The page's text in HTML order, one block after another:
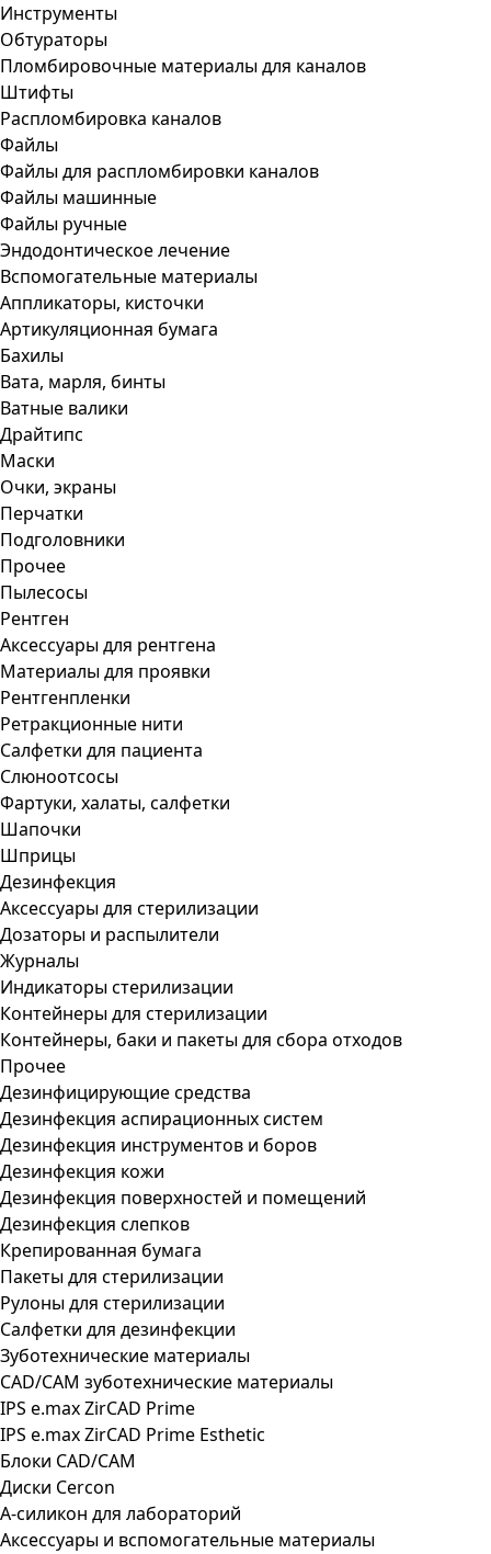
Инструменты
Обтураторы
Пломбировочные материалы для каналов
Штифты
Распломбировка каналов
Файлы
Файлы для распломбировки каналов
Файлы машинные
Файлы ручные
Эндодонтическое лечение
Вспомогательные материалы
Аппликаторы, кисточки
Артикуляционная бумага
Бахилы
Вата, марля, бинты
Ватные валики
Драйтипс
Маски
Очки, экраны
Перчатки
Подголовники
Прочее
Пылесосы
Рентген
Аксессуары для рентгена
Материалы для проявки
Рентгенпленки
Ретракционные нити
Салфетки для пациента
Слюноотсосы
Фартуки, халаты, салфетки
Шапочки
Шприцы
Дезинфекция
Аксессуары для стерилизации
Дозаторы и распылители
Журналы
Индикаторы стерилизации
Контейнеры для стерилизации
Контейнеры, баки и пакеты для сбора отходов
Прочее
Дезинфицирующие средства
Дезинфекция аспирационных систем
Дезинфекция инструментов и боров
Дезинфекция кожи
Дезинфекция поверхностей и помещений
Дезинфекция слепков
Крепированная бумага
Пакеты для стерилизации
Рулоны для стерилизации
Салфетки для дезинфекции
Зуботехнические материалы
CAD/CAM зуботехнические материалы
IPS e.max ZirCAD Prime
IPS e.max ZirCAD Prime Esthetic
Блоки CAD/CAM
Диски Cercon
А-силикон для лабораторий
Аксессуары и вспомогательные материалы